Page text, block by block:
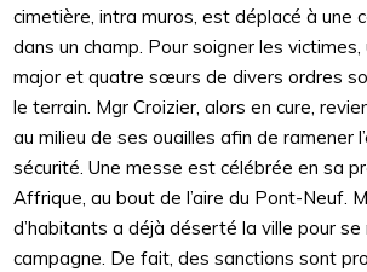
cimetière, intra muros, est déplacé à une
dans un champ. Pour soigner les
major et quatre sœurs de divers ordres
le terrain. Mgr Croizier, alors en cure,
au milieu de ses ouailles afin de ramener
sécurité. Une messe est célébrée en sa
Affrique, au bout de l’aire du Pont-Neuf.
d’habitants a déjà déserté la ville pour se
campagne. De fait, des sanctions sont